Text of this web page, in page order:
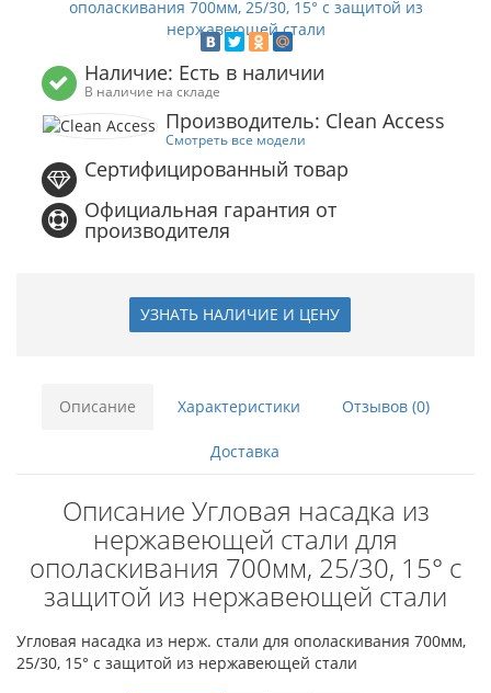
Наличие: Есть в наличии
В наличие на складе
Производитель: Clean Access
Смотреть все модели
Сертифицированный товар
Официальная гарантия от
производителя
УЗНАТЬ НАЛИЧИЕ И ЦЕНУ
Описание Характеристики Отзывов (0)
Доставка
Описание Угловая насадка из
нержавеющей стали для
ополаскивания 700мм, 25/30, 15° с
защитой из нержавеющей стали
Угловая насадка из нерж. стали для ополаскивания 700мм,
25/30, 15° с защитой из нержавеющей стали